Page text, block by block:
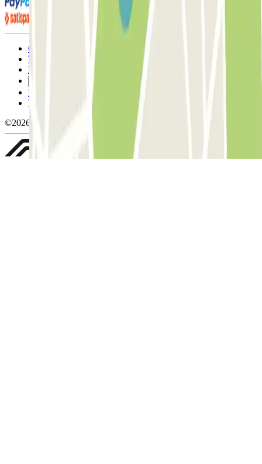
Condizioni contrattuali e di utilizzo
Termini di cancellazione
Politica sui cookies
Politica sulla privacy
Whistleblowing
©2026 Parclick. Tutti i diritti riservati